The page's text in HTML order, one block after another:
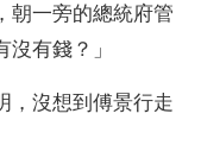
朝一旁的總統府管
有錢？」
，沒想到傅景行走